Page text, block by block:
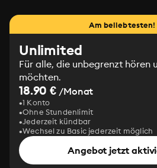
Am beliebtesten!
Unlimited
Für alle, die unbegrenzt hören
möchten.
18.90 € /Monat
1 Konto
Ohne Stundenlimit
Jederzeit kündbar
Wechsel zu Basic jederzeit möglich
Angebot jetzt